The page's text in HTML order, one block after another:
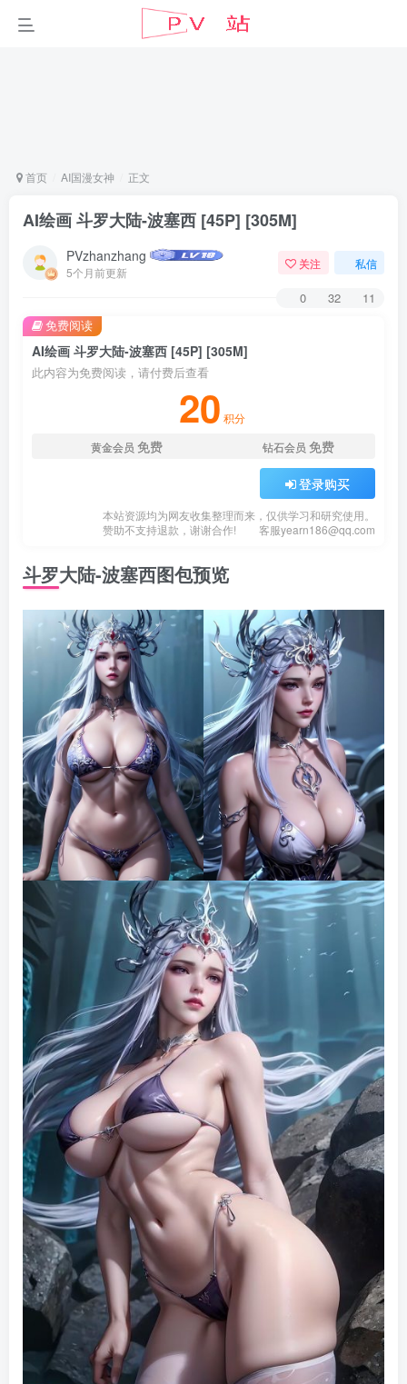
首页 AI国漫女神 正文
AI绘画 斗罗大陆-波塞西 [45P] [305M]
PVzhanzhang
5个月前更新
关注 私信
0 32 11
AI绘画 斗罗大陆-波塞西 [45P] [305M]
此内容为免费阅读，请付费后查看
20 积分
黄金会员 免费 钻石会员 免费
登录购买
本站资源均为网友收集整理而来，仅供学习和研究使用。
赞助不支持退款，谢谢合作!
客服yearn186@qq.com
免费阅读
斗罗大陆-波塞西图包预览